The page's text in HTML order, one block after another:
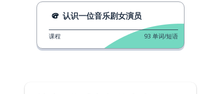
认识一位音乐剧女演员
课程 93 单词/短语